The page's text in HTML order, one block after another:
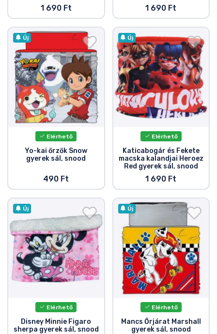
1 690 Ft 1 690 Ft
Új
Elérhető
Yo-kai őrzők Snow
gyerek sál, snood
490 Ft
Új
Elérhető
Katicabogár és Fekete
macska kalandjai Heroez
Red gyerek sál, snood
1 690 Ft
Új
Elérhető
Disney Minnie Figaro
sherpa gyerek sál, snood
Új
Elérhető
Mancs Őrjárat Marshall
gyerek sál, snood